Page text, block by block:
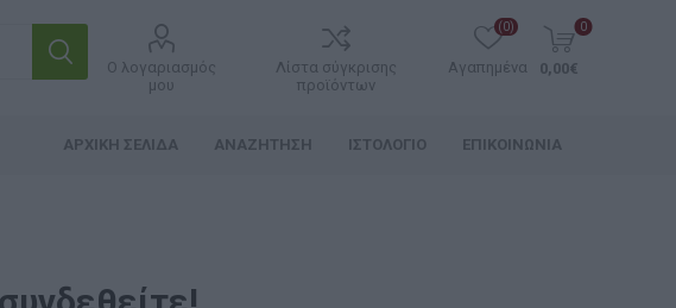
Ο λογαριασμός
μου
Λίστα σύγκρισης
προϊόντων
Αγαπημένα
(0) 0
0,00€
ΑΡΧΙΚΉ ΣΕΛΊΔΑ ΑΝΑΖΉΤΗΣΗ ΙΣΤΟΛΌΓΙΟ ΕΠΙΚΟΙΝΩΝΊΑ